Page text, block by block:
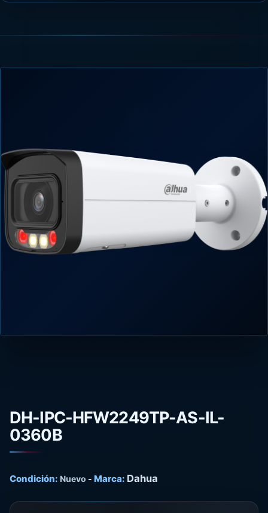
DH-IPC-HFW2249TP-AS-IL-
0360B
Condición: Nuevo - Marca: Dahua